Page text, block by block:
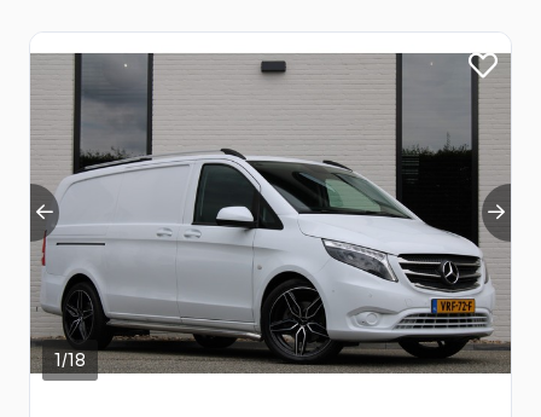
1/18